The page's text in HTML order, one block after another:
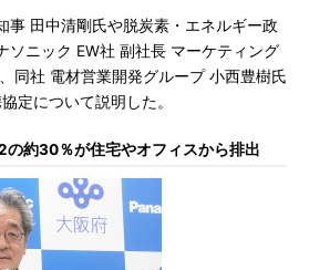
田中清剛氏や脱炭素・エネルギー政
ソニック EW社 副社長 マーケティング
同社 電材営業開発グループ 小西豊樹氏
定について説明した。
の約30％が住宅やオフィスから排出